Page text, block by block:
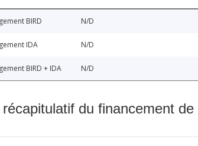
BIRD N/D
IDA N/D
BIRD + IDA N/D
récapitulatif du financement